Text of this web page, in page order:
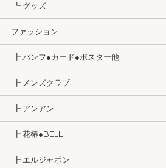
┗ グッズ
ファッション
┣ パンフ●カード●ポスター他
┣ メンズクラブ
┣ アンアン
┣ 花椿●BELL
┣ エルジャポン